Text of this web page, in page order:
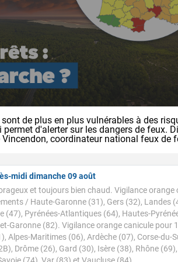
Accéder au site de
de plus en plus vulnérables à des
d'alerter sur les dangers de feux.
coordinateur national feux de
midi dimanche 09 août
et toujours bien chaud. Vigilance orange
/ Haute-Garonne (31), Gers (32), Landes
(47), Pyrénées-Atlantiques (64), Hautes-
Garonne (82). Vigilance orange canicule pour
Alpes-Maritimes (06), Ardèche (07), Corse-du-
Drôme (26), Gard (30), Isère (38), Rhône
pluvio-orageux se décalent vers la mi-
nouveaux orages isolés circulent sur la
est bien dégagé, un peu plus voilé sur le
les deux tiers sud du pays,
ainsi qu'une étroite frange du littoral
l'après-midi du Massif central vers le
fin d'après-midi et en soirée, une
gagnant le Massif central en première
forts, donnant de bons cumuls de
et accompagnés de violentes
atlantique, elles sont comprises entre
jusqu'à 37 à 38 degrés dans l'arrière-
10 août
et chaud, orageux en montagne.
des averses résiduelles concernent le
Bourgogne Franche-Comté. Le ciel est